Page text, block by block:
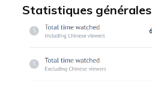
Statistiques générales